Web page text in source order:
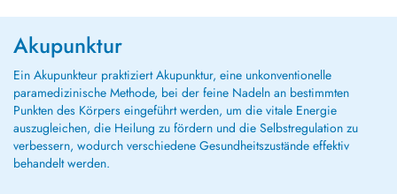
Akupunktur
Ein Akupunkteur praktiziert Akupunktur, eine unkonventionelle
paramedizinische Methode, bei der feine Nadeln an bestimmten
Punkten des Körpers eingeführt werden, um die vitale Energie
auszugleichen, die Heilung zu fördern und die Selbstregulation zu
verbessern, wodurch verschiedene Gesundheitszustände effektiv
behandelt werden.